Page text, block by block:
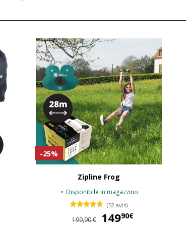
-25%
Zipline Frog
Disponibile in magazzino
(52 avis)
199,90 € 14990€